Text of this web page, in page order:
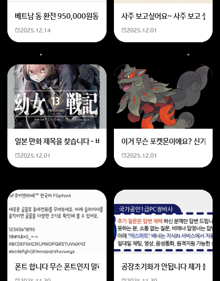
7) 근데 유강남은 왜 투수가 흔들리면 마운드에안올라
감?
베트남 동 환전 950,000원동 한화 계산할때0하나 빼고 나누기 2하면
2025.12.14
사주 보고싶어요~ 사주 보고 싶
2025.12.01
일본 만화 제목을 찾습니다 - 비행 마법 저격 여자 기억하기로는 위의 내
2025.12.01
이거 무슨 포켓몬이에요? 신기하
2025.12.01
폰트 합니다 무슨 폰트인지 알려주세요공장초기화가 안됩니다 제가 볼륨